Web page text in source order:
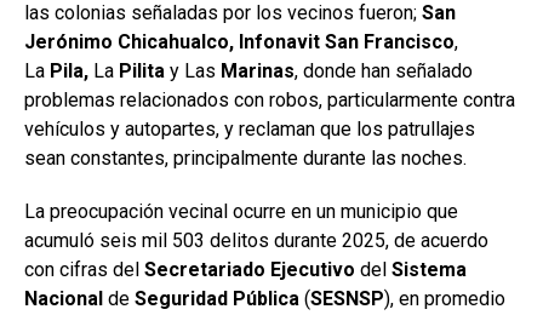
las colonias señaladas por los vecinos fueron; San
Jerónimo Chicahualco, Infonavit San Francisco,
La Pila, La Pilita y Las Marinas, donde han señalado
problemas relacionados con robos, particularmente contra
vehículos y autopartes, y reclaman que los patrullajes
sean constantes, principalmente durante las noches.
La preocupación vecinal ocurre en un municipio que
acumuló seis mil 503 delitos durante 2025, de acuerdo
con cifras del Secretariado Ejecutivo del Sistema
Nacional de Seguridad Pública (SESNSP), en promedio